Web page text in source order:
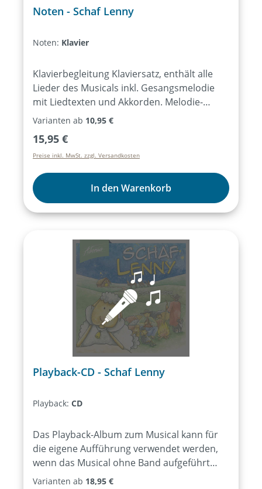
Noten - Schaf Lenny
Noten: Klavier
Klavierbegleitung Klaviersatz, enthält alle
Lieder des Musicals inkl. Gesangsmelodie
mit Liedtexten und Akkorden. Melodie-
Instrumente Stimme für Melodie-
Musicals, notiert für C-Instrumente (Flöte,
Geige, …) oder Bb-/Es-Instrumente
(Trompete, Saxophon …), ohne
Liedtexte. KeyboardNotensatz für
unterschiedliche Keyboard-Sounds (z.B.
Hammond, Pad, Strings, …) ausgewählter
Varianten ab 10,95 €
Regulärer Preis:
15,95 €
Preise inkl. MwSt. zzgl. Versandkosten
In den Warenkorb
Playback-CD - Schaf Lenny
Playback: CD
Das Playback-Album zum Musical kann für
die eigene Aufführung verwendet werden,
wenn das Musical ohne Band aufgeführt
werden soll. Enthalten sind alle
Varianten ab 18,95 €